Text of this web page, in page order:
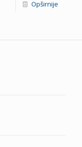
Opširnije